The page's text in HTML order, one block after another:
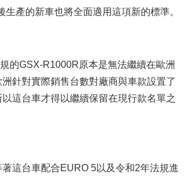
生產的新車也將全面適用這項新的標準。
的GSX-R1000R原本是無法繼續在歐洲
針對實際銷售台數對廠商與車款設置了
以這台車才得以繼續保留在現行款名單之
這台車配合EURO 5以及令和2年法規進